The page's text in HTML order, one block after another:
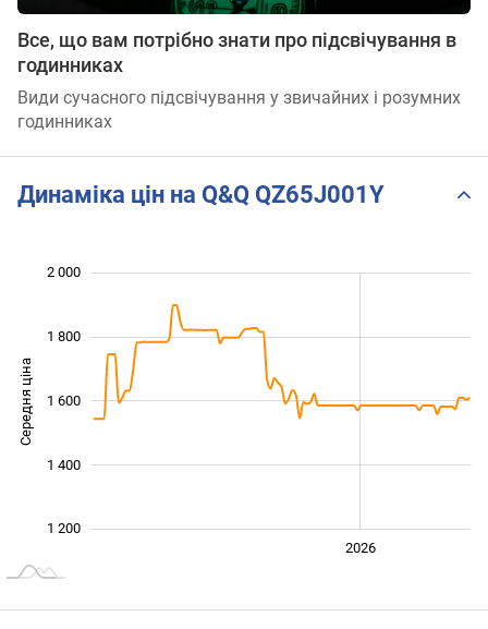
Все, що вам потрібно знати про підсвічування в
годинниках
Види сучасного підсвічування у звичайних і розумних
годинниках
Динаміка цін на Q&Q QZ65J001Y
Середня ціна 1 300
1 200
1 400
1 600
1 800
2 000
2026